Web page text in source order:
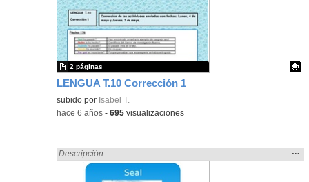
LENGUA T.10 Corrección 1
Contenido educativo.
subido por Isabel T.
2 páginas
-hace 6 años -695 visualizaciones
Encontrado «ANIMALES» en:
Descripción
la
…